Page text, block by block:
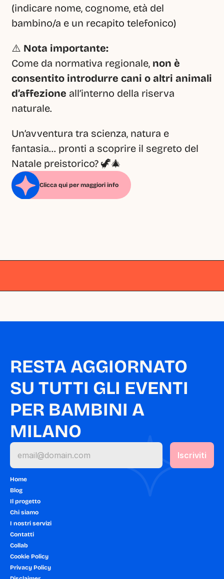
(indicare nome, cognome, età del
bambino/a e un recapito telefonico)
⚠️ Nota importante:
Come da normativa regionale, non è
consentito introdurre cani o altri animali
d’affezione all’interno della riserva
naturale.
Un’avventura tra scienza, natura e
fantasia… pronti a scoprire il segreto del
Natale preistorico? 🦖🎄
Clicca qui per maggiori info
RESTA AGGIORNATO
SU TUTTI GLI EVENTI
PER BAMBINI A
MILANO
Home
Blog
Il progetto
Chi siamo
I nostri servizi
Contatti
Collab
Cookie Policy
Privacy Policy